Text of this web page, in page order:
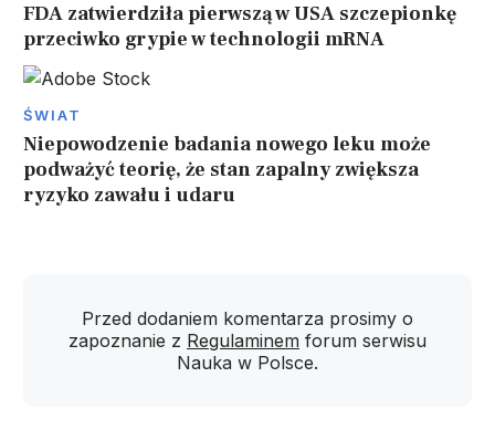
FDA zatwierdziła pierwszą w USA szczepionkę
przeciwko grypie w technologii mRNA
ŚWIAT
Niepowodzenie badania nowego leku może
podważyć teorię, że stan zapalny zwiększa
ryzyko zawału i udaru
Przed dodaniem komentarza prosimy o
zapoznanie z Regulaminem forum serwisu
Nauka w Polsce.